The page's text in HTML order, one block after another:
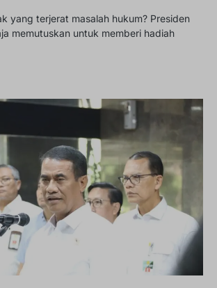
yang terjerat masalah hukum? Presiden
memutuskan untuk memberi hadiah